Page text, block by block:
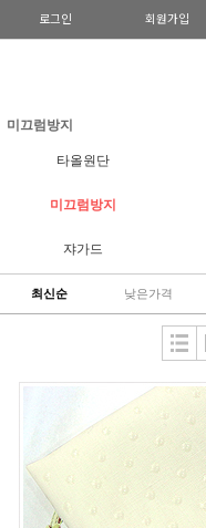
로그인 회원가입
미끄럼방지
타올원단
미끄럼방지
쟈가드
최신순 낮은가격